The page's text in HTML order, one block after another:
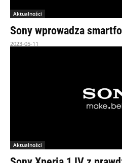
Aktualności
Sony wprowadza
2023-05-11
Aktualności